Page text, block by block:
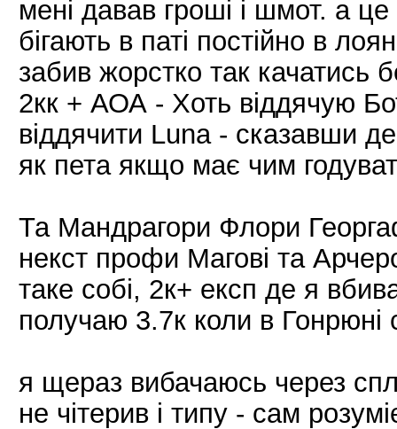
мені давав гроші і шмот. а
бігають в паті постійно в
забив жорстко так качатись
2кк + АОА - Хоть віддячую
віддячити Luna - сказавши
як пета якщо має чим
Та Мандрагори Флори
некст профи Магові та
таке собі, 2к+ експ де я
получаю 3.7к коли в
я щераз вибачаюсь через
не чітерив і типу - сам